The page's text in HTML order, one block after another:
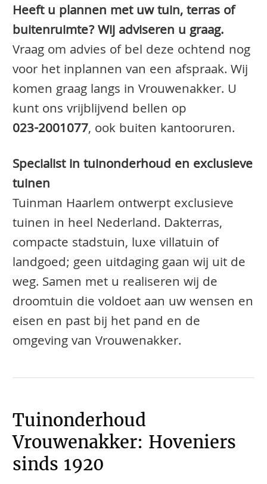
Heeft u plannen met uw tuin, terras of
buitenruimte? Wij adviseren u graag.
Vraag om advies of bel deze ochtend nog
voor het inplannen van een afspraak. Wij
komen graag langs in Vrouwenakker. U
kunt ons vrijblijvend bellen op
023-2001077, ook buiten kantooruren.
Specialist in tuinonderhoud en exclusieve
tuinen
Tuinman Haarlem ontwerpt exclusieve
tuinen in heel Nederland. Dakterras,
compacte stadstuin, luxe villatuin of
landgoed; geen uitdaging gaan wij uit de
weg. Samen met u realiseren wij de
droomtuin die voldoet aan uw wensen en
eisen en past bij het pand en de
omgeving van Vrouwenakker.
Tuinonderhoud
Vrouwenakker: Hoveniers
sinds 1920